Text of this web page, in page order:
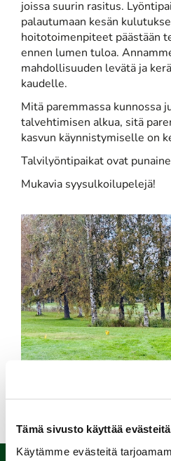
Tämä sivusto käyttää evästeitä
Käytämme evästeitä
joissa suurin rasitus.
palautumaan kesän
hoitotoimenpiteet päästään
ennen lumen tuloa.
mahdollisuuden levätä ja
kaudelle.
Mitä paremmassa kunnossa
talvehtimisen alkua, sitä
kasvun käynnistymiselle on
Talvilyöntipaikat ovat
Mukavia syysulkoilupelejä!